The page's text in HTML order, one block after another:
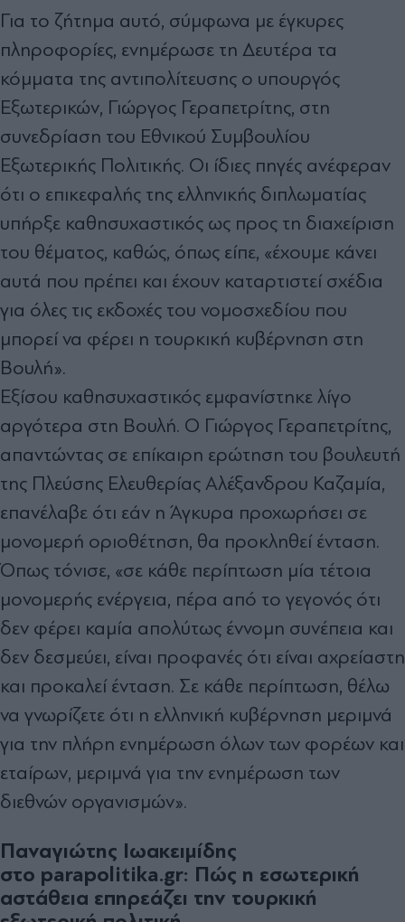
Για το ζήτημα αυτό, σύμφωνα με έγκυρες
πληροφορίες, ενημέρωσε τη Δευτέρα τα
κόμματα της αντιπολίτευσης ο υπουργός
Εξωτερικών, Γιώργος Γεραπετρίτης, στη
συνεδρίαση του Εθνικού Συμβουλίου
Εξωτερικής Πολιτικής. Οι ίδιες πηγές ανέφεραν
ότι ο επικεφαλής της ελληνικής διπλωματίας
υπήρξε καθησυχαστικός ως προς τη διαχείριση
του θέματος, καθώς, όπως είπε, «έχουμε κάνει
αυτά που πρέπει και έχουν καταρτιστεί σχέδια
για όλες τις εκδοχές του νομοσχεδίου που
μπορεί να φέρει η τουρκική κυβέρνηση στη
Βουλή».
Εξίσου καθησυχαστικός εμφανίστηκε λίγο
αργότερα στη Βουλή. Ο Γιώργος Γεραπετρίτης,
απαντώντας σε επίκαιρη ερώτηση του βουλευτή
της Πλεύσης Ελευθερίας Αλέξανδρου Καζαμία,
επανέλαβε ότι εάν η Άγκυρα προχωρήσει σε
μονομερή οριοθέτηση, θα προκληθεί ένταση.
Όπως τόνισε, «σε κάθε περίπτωση μία τέτοια
μονομερής ενέργεια, πέρα από το γεγονός ότι
δεν φέρει καμία απολύτως έννομη συνέπεια και
δεν δεσμεύει, είναι προφανές ότι είναι αχρείαστη
και προκαλεί ένταση. Σε κάθε περίπτωση, θέλω
να γνωρίζετε ότι η ελληνική κυβέρνηση μεριμνά
για την πλήρη ενημέρωση όλων των φορέων και
εταίρων, μεριμνά για την ενημέρωση των
διεθνών οργανισμών».
Παναγιώτης Ιωακειμίδης
στο parapolitika.gr: Πώς η εσωτερική
αστάθεια επηρεάζει την τουρκική